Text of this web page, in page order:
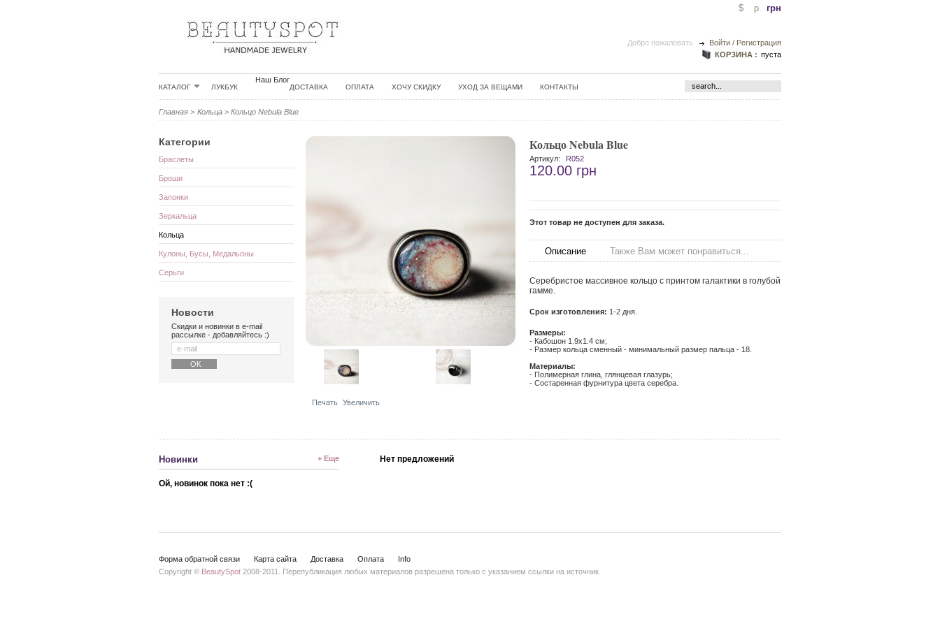
$ p. грн
Добро пожаловать
Войти / Регистрация
КОРЗИНА : пуста
КАТАЛОГ ЛУКБУК
Наш Блог
ДОСТАВКА ОПЛАТА ХОЧУ СКИДКУ УХОД ЗА ВЕЩАМИ КОНТАКТЫ
Главная > Кольца > Кольцо Nebula Blue
Печать Увеличить
Кольцо Nebula Blue
Артикул: R052
120.00 грн
Этот товар не доступен для заказа.
Описание Также Вам может понравиться...
Серебристое массивное кольцо с принтом галактики в голубой
гамме.
Срок изготовления: 1-2 дня.
Размеры:
- Кабошон 1.9х1.4 см;
- Размер кольца сменный - минимальный размер пальца - 18.
Материалы:
- Полимерная глина, глянцевая глазурь;
- Состаренная фурнитура цвета серебра.
Категории
Браслеты
Броши
Запонки
Зеркальца
Кольца
Кулоны, Бусы, Медальоны
Серьги
Новости
Скидки и новинки в e-mail
рассылке - добавляйтесь :)
Новинки + Еще
Ой, новинок пока нет :(
Нет предложений
Форма обратной связи Карта сайта Доставка Оплата
Info
Copyright © BeautySpot 2008-2011. Перепубликация любых материалов разрешена только с указанием ссылки на источник.